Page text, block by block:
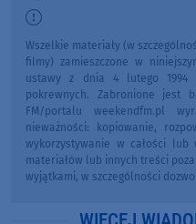
Wszelkie materiały (w
filmy) zamieszczone w
ustawy z dnia 4 lutego
pokrewnych. Zabronione jest
FM/portalu weekendfm.pl
nieważności: kopiowanie,
wykorzystywanie w całości
materiałów lub innych treści
wyjątkami, w szczególności